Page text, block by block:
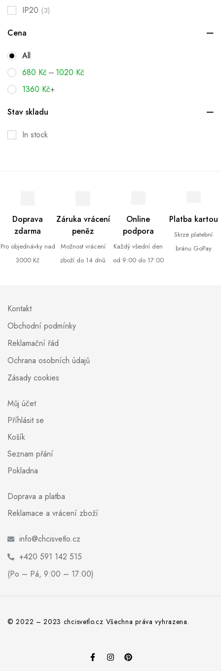
IP20 (3)
Cena
All
680 Kč – 1020 Kč
1360 Kč+
Stav skladu
In stock
Doprava
zdarma
Pro objednávky nad
3000 Kč
Záruka vrácení
peněz
Možnost vrácení
zboží do 14 dnů
Online
podpora
Každý všední den
od 9:00 do 17:00
Platba kartou
Skrze platební
bránu GoPay
Kontakt
Obchodní podmínky
Reklamační řád
Ochrana osobních údajů
Zásady cookies
Můj účet
Příhlásit se
Košík
Seznam přání
Pokladna
Doprava a platba
Reklamace a vrácení zboží
info@chcisvetlo.cz
+420 591 142 515
(Po – Pá, 9:00 – 17:00)
© 2022 – 2023 chcisvetlo.cz Všechna práva vyhrazena.